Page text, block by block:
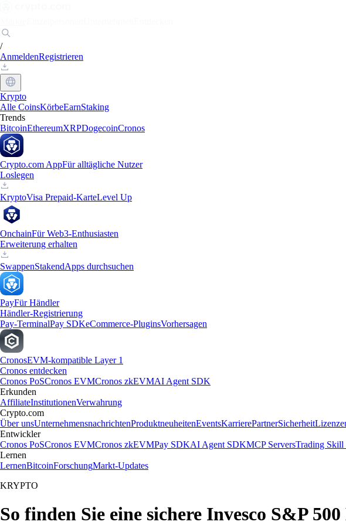
/
AnmeldenRegistrieren
Krypto
Alle CoinsKörbeEarnStaking
Trends
BitcoinEthereumXRPDogecoinCronos
Crypto.com AppFür alltägliche Nutzer
Loslegen
KryptoVisa Prepaid-KarteLevel Up
OnchainFür Web3-Enthusiasten
Erweiterung erhalten
SwappenStakendApps durchsuchen
PayFür Händler
Händler-Registrierung
Pay-TerminalPay SDKeCommerce-PluginsVorhersagen
CronosEVM-kompatible Layer 1
Cronos entdecken
Cronos PoSCronos EVMCronos zkEVMAI Agent SDK
Erkunden
AffiliateInstitutionenVerwahrung
Crypto.com
Über unsUnternehmensnachrichtenProduktneuheitenEventsKarrierePartnerSicherheit
Entwickler
Cronos PoSCronos EVMCronos zkEVMPay SDKAI Agent SDKMCP ServersTrading Skill
Lernen
LernenBitcoinForschungMarkt-Updates
KRYPTO
So finden Sie eine sichere Invesco S&P